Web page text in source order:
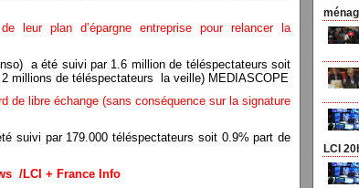
leur plan d’épargne entreprise pour relancer la
a été suivi par 1.6 million de téléspectateurs soit
millions de téléspectateurs la veille) MEDIASCOPE
de libre échange (sans conséquence sur la signature
suivi par 179.000 téléspectateurs soit 0.9% part de
/LCI + France Info
LCI